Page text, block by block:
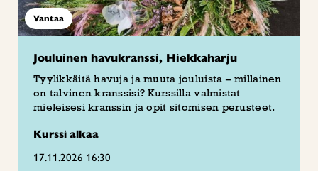
Vantaa
Jouluinen havukranssi, Hiekkaharju
Tyylikkäitä havuja ja muuta jouluista – millainen
on talvinen kranssisi? Kurssilla valmistat
mieleisesi kranssin ja opit sitomisen perusteet.
Kurssi alkaa
17.11.2026 16:30